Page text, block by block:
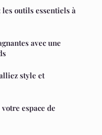
outils essentiels à
avec une
style et
espace de